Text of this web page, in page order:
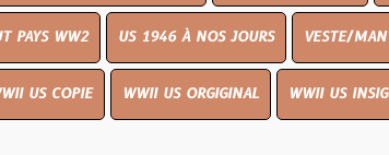
US 1946 À NOS JOURS VESTE/MANTEAU
WWII US ORGIGINAL WWII US INSIGNES